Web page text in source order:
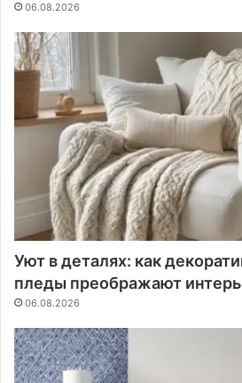
06.08.2026
Уют в деталях: как
пледы преображают
06.08.2026